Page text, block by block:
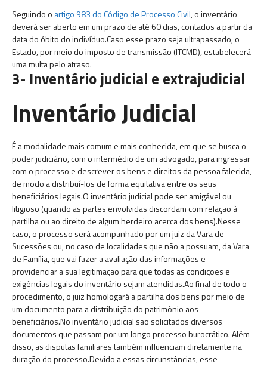
Seguindo o artigo 983 do Código de Processo Civil, o inventário
deverá ser aberto em um prazo de até 60 dias, contados a partir da
data do óbito do indivíduo.Caso esse prazo seja ultrapassado, o
Estado, por meio do imposto de transmissão (ITCMD), estabelecerá
uma multa pelo atraso.
3- Inventário judicial e extrajudicial
Inventário Judicial
É a modalidade mais comum e mais conhecida, em que se busca o
poder judiciário, com o intermédio de um advogado, para ingressar
com o processo e descrever os bens e direitos da pessoa falecida,
de modo a distribuí-los de forma equitativa entre os seus
beneficiários legais.O inventário judicial pode ser amigável ou
litigioso (quando as partes envolvidas discordam com relação à
partilha ou ao direito de algum herdeiro acerca dos bens).Nesse
caso, o processo será acompanhado por um juiz da Vara de
Sucessões ou, no caso de localidades que não a possuam, da Vara
de Família, que vai fazer a avaliação das informações e
providenciar a sua legitimação para que todas as condições e
exigências legais do inventário sejam atendidas.Ao final de todo o
procedimento, o juiz homologará a partilha dos bens por meio de
um documento para a distribuição do patrimônio aos
beneficiários.No inventário judicial são solicitados diversos
documentos que passam por um longo processo burocrático. Além
disso, as disputas familiares também influenciam diretamente na
duração do processo.Devido a essas circunstâncias, esse